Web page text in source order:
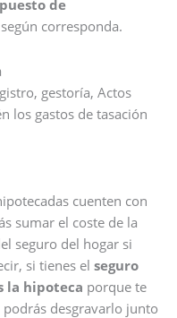
de
corresponda.
gestoría, Actos
los gastos de tasación
cuenten con
sumar el coste de la
seguro del hogar si
si tienes el seguro
la hipoteca porque te
desgravarlo junto